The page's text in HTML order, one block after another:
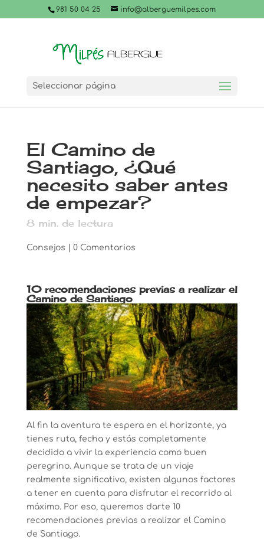
981 50 04 25 info@alberguemilpes.com
Seleccionar página
El Camino de
Santiago, ¿Qué
necesito saber antes
de empezar?
8min. de lectura
Consejos 0 Comentarios
10 recomendaciones previas a realizar el
Camino de Santiago
Al fin la aventura te espera en el horizonte, ya
tienes ruta, fecha y estás completamente
decidido a vivir la experiencia como buen
peregrino. Aunque se trata de un viaje
realmente significativo, existen algunos factores
a tener en cuenta para disfrutar el recorrido al
máximo. Por eso, queremos darte 10
recomendaciones previas a realizar el Camino
de Santiago.